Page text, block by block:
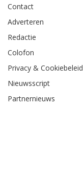
Contact
Adverteren
Redactie
Colofon
Privacy & Cookiebeleid
Nieuwsscript
Partnernieuws